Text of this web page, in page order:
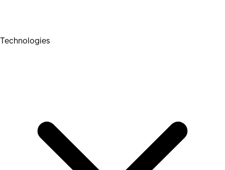
Technologies